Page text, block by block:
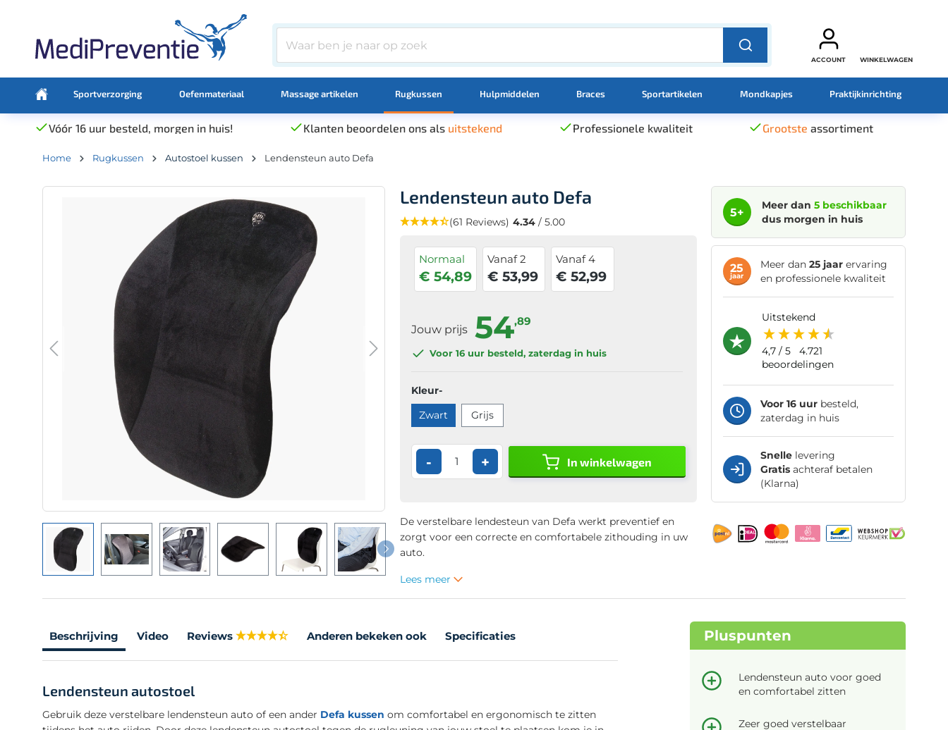
ACCOUNT WINKELWAGEN
Sportverzorging Oefenmateriaal Massage artikelen Rugkussen Hulpmiddelen Braces Sportartikelen Mondkapjes Praktijkinrichting
Vóór 16 uur besteld, morgen in huis! Klanten beoordelen ons als uitstekend Professionele kwaliteit Grootste assortiment
Home Rugkussen Autostoel kussen Lendensteun auto Defa
Lendensteun auto Defa
(61 Reviews) 4.34/ 5.00
Normaal
€ 54,89
Vanaf 2
€ 53,99
Vanaf 4
€ 52,99
Jouw prijs 54,89
Voor 16 uurbesteld, zaterdag in huis
Kleur-
Zwart
Grijs
- + In winkelwagen
De verstelbare lendesteun van Defa werkt preventief en
zorgt voor een correcte en comfortabele zithouding in uw
auto.
Lees meer
5+
Meer dan 5 beschikbaar
dus morgen in huis
25
jaar
Meer dan 25 jaarervaring
en professionele kwaliteit
uitstekend
4,7/ 5
4.721
beoordelingen
Voor 16 uurbesteld,
zaterdag in huis
Snellelevering
Gratisachteraf betalen
(Klarna)
Beschrijving Video Reviews Anderen bekeken ook Specificaties
Lendensteun autostoel
Gebruik deze verstelbare lendensteun auto of een ander Defa kussen om comfortabel en ergonomisch te zitten
Pluspunten
Lendensteun auto voor goed
en comfortabel zitten
Zeer goed verstelbaar